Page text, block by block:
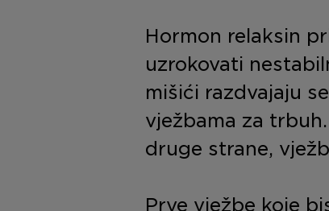
Hormon relaksin
uzrokovati
mišići razdvajaju
vježbama za
druge strane,
Prve vježbe koje